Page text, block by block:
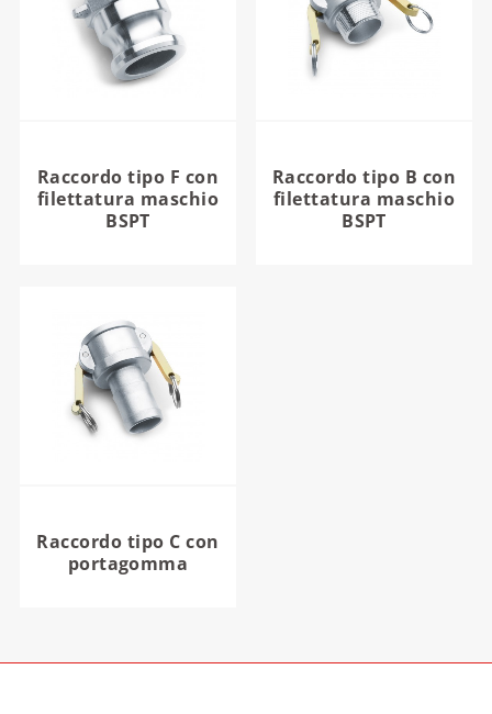
Raccordo tipo F con
filettatura maschio
BSPT
Raccordo tipo B con
filettatura maschio
BSPT
Raccordo tipo C con
portagomma